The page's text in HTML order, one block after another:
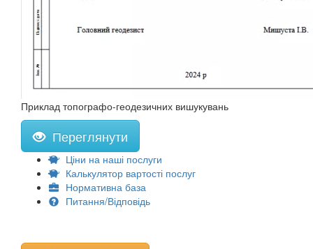
Приклад топографо-геодезичних вишукувань
Переглянути
Ціни на наші послуги
Калькулятор вартості послуг
Нормативна база
Питання/Відповідь